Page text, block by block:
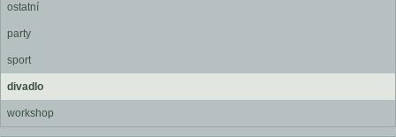
ostatní
party
sport
divadlo
workshop